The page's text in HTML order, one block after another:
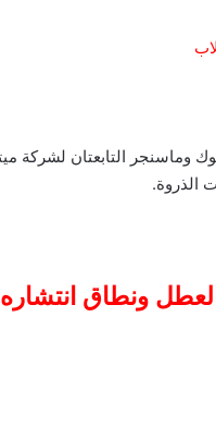
الذروة.
ونطاق انتشاره